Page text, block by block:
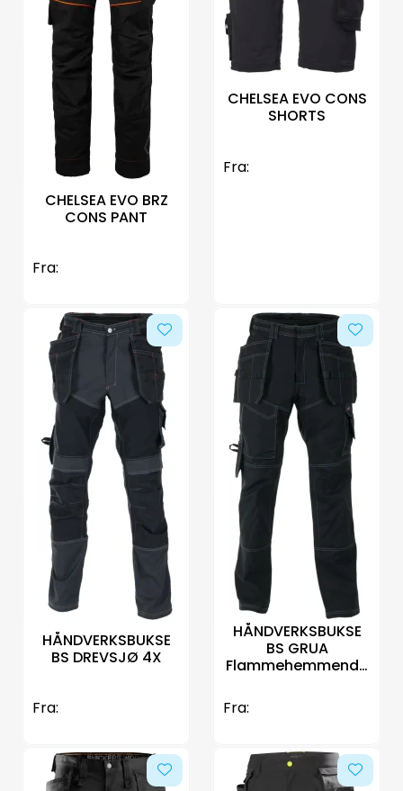
CHELSEA EVO BRZ
CONS PANT
Fra:
CHELSEA EVO CONS
SHORTS
Fra:
HÅNDVERKSBUKSE
BS DREVSJØ 4X
Fra:
HÅNDVERKSBUKSE
BS GRUA
Flammehemmende
Fra: